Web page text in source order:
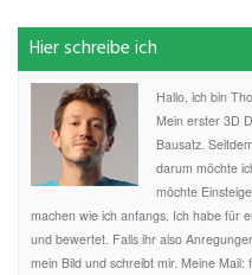
Hier schreibe ich
Hallo, ich bin
Mein erster 3D
Bausatz.
darum möchte
möchte
machen wie ich anfangs. Ich habe für
und bewertet. Falls ihr also
mein Bild und schreibt mir. Meine Mail: